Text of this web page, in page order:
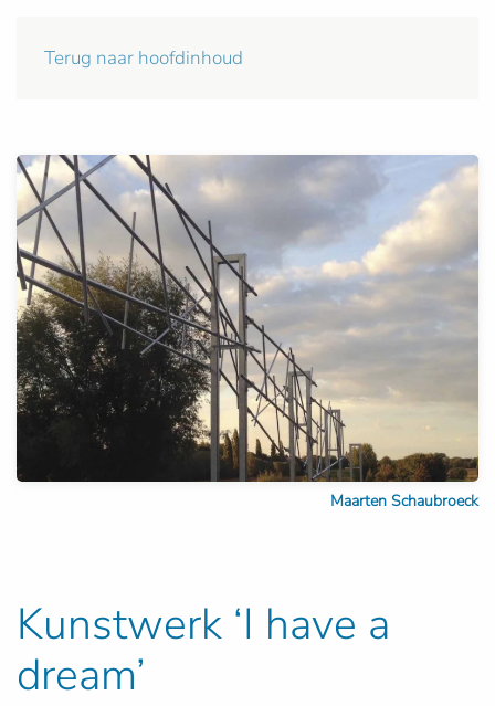
Terug naar hoofdinhoud
Maarten Schaubroeck
Kunstwerk ‘I have a
dream’